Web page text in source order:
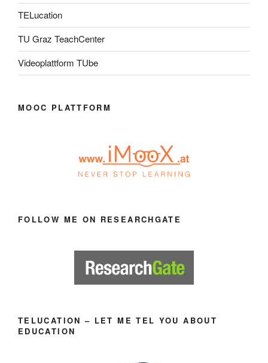
TELucation
TU Graz TeachCenter
Videoplattform TUbe
MOOC PLATTFORM
FOLLOW ME ON RESEARCHGATE
TELUCATION – LET ME TEL YOU ABOUT
EDUCATION